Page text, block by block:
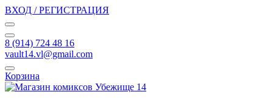
ВХОД / РЕГИСТРАЦИЯ
8 (914) 724 48 16
vault14.vl@gmail.com
Корзина